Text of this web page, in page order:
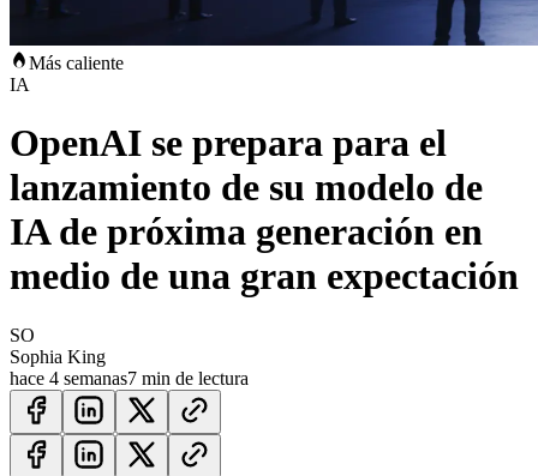
Más caliente
IA
OpenAI se prepara para el
lanzamiento de su modelo de
IA de próxima generación en
medio de una gran expectación
SO
Sophia King
hace 4 semanas7 min de lectura